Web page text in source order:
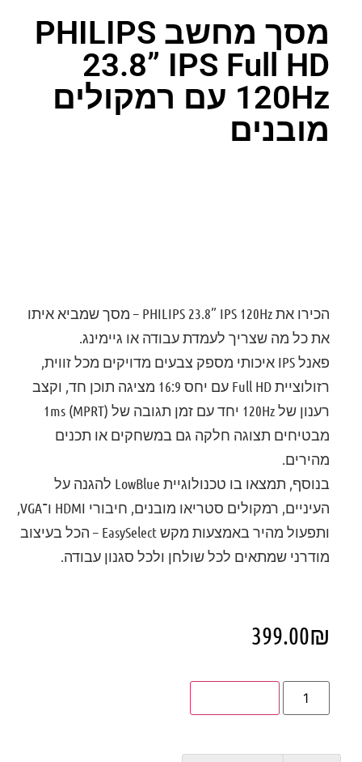
מסך מחשב PHILIPS
23.8” IPS Full HD
120Hz עם רמקולים
מובנים
הכירו אתPHILIPS 23.8” IPS 120Hz – מסך שמביא איתו
את כל מה שצריך לעמדת עבודה או גיימינג.
פאנל IPS איכותי מספק צבעים מדויקים מכל זווית,
רזולוציית Full HD עם יחס 16:9 מציגה תוכן חד, וקצב
רענון של 120Hz יחד עם זמן תגובה של 1ms (MPRT)
מבטיחים תצוגה חלקה גם במשחקים או תכנים
מהירים.
בנוסף, תמצאו בו טכנולוגיית LowBlue להגנה על
העיניים, רמקולים סטריאו מובנים, חיבורי HDMI ו־VGA,
ותפעול מהיר באמצעות מקש EasySelect – הכל בעיצוב
מודרני שמתאים לכל שולחן ולכל סגנון עבודה.
399.00₪